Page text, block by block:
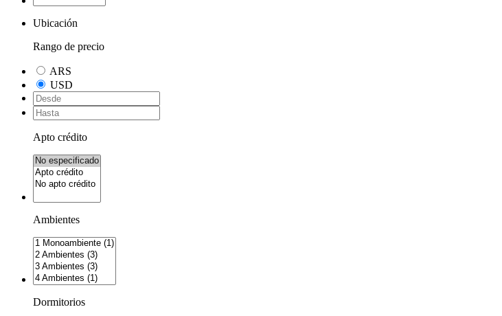
Ubicación
Rango de precio
ARS
USD
Apto crédito
Ambientes
Dormitorios